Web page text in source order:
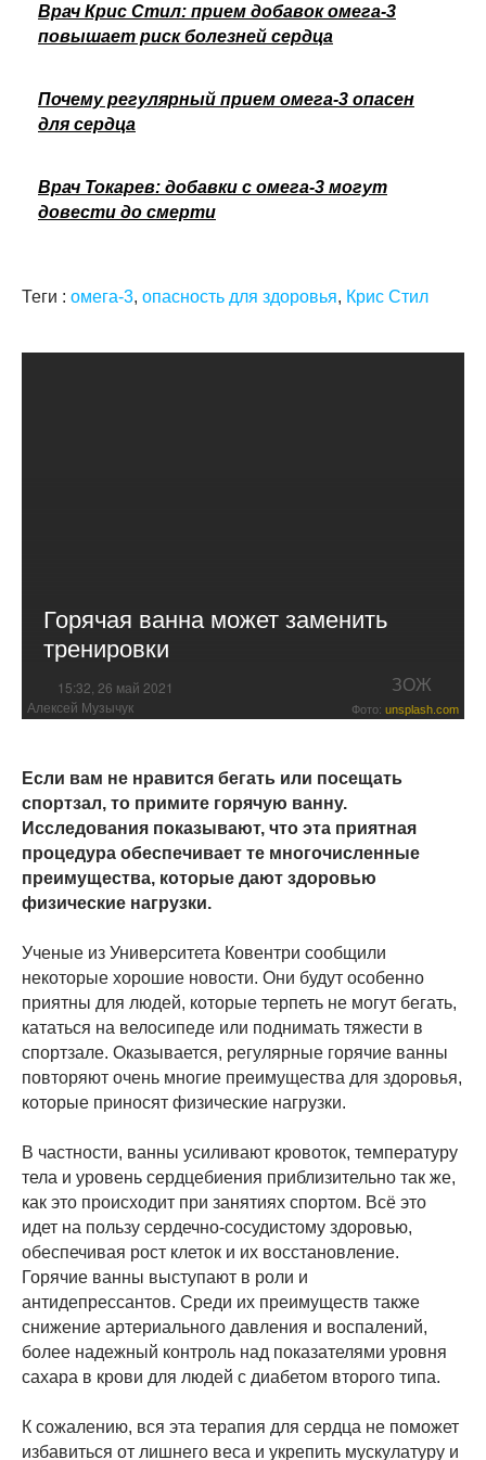
Врач Крис Стил: прием добавок омега-3
повышает риск болезней сердца
Почему регулярный прием омега-3 опасен
для сердца
Врач Токарев: добавки с омега-3 могут
довести до смерти
Теги : омега-3, опасность для здоровья, Крис Стил
Горячая ванна может заменить
тренировки
15:32, 26 май 2021 ЗОЖ
Алексей Музычук Фото: unsplash.com
Если вам не нравится бегать или посещать
спортзал, то примите горячую ванну.
Исследования показывают, что эта приятная
процедура обеспечивает те многочисленные
преимущества, которые дают здоровью
физические нагрузки.
Ученые из Университета Ковентри сообщили
некоторые хорошие новости. Они будут особенно
приятны для людей, которые терпеть не могут бегать,
кататься на велосипеде или поднимать тяжести в
спортзале. Оказывается, регулярные горячие ванны
повторяют очень многие преимущества для здоровья,
которые приносят физические нагрузки.
В частности, ванны усиливают кровоток, температуру
тела и уровень сердцебиения приблизительно так же,
как это происходит при занятиях спортом. Всё это
идет на пользу сердечно-сосудистому здоровью,
обеспечивая рост клеток и их восстановление.
Горячие ванны выступают в роли и
антидепрессантов. Среди их преимуществ также
снижение артериального давления и воспалений,
более надежный контроль над показателями уровня
сахара в крови для людей с диабетом второго типа.
К сожалению, вся эта терапия для сердца не поможет
избавиться от лишнего веса и укрепить мускулатуру и